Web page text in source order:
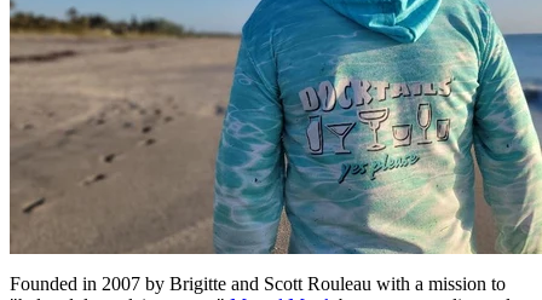
Founded in 2007 by Brigitte and Scott Rouleau with a mission to